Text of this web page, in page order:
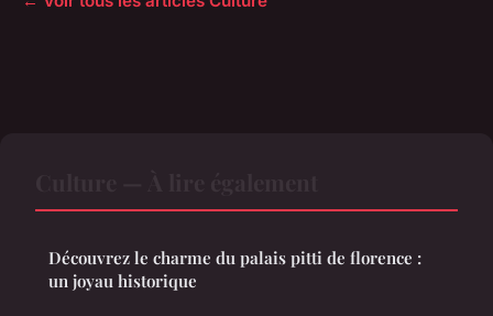
Découvrez le charme du palais pitti de florence :
un joyau historique